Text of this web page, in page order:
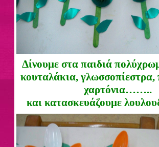
Δίνουμε στα παιδιά
κουταλάκια, γλωσσοπίεστρα,
χαρτόνια……..
και κατασκευάζουμε